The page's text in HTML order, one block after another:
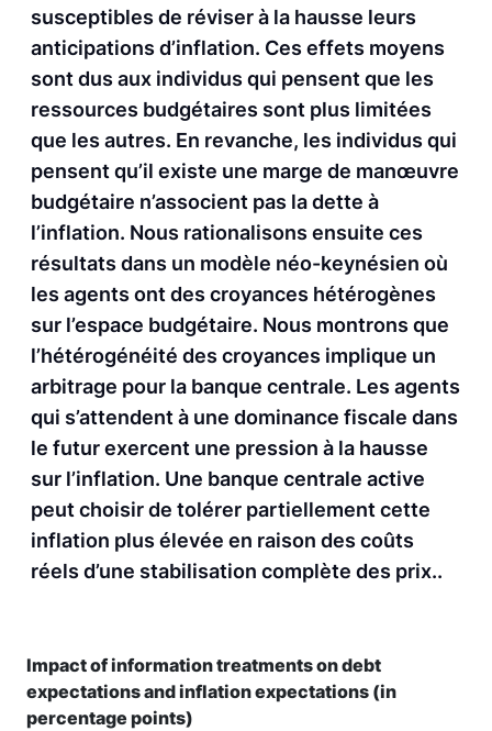
susceptibles de réviser à la hausse leurs
anticipations d’inflation. Ces effets moyens
sont dus aux individus qui pensent que les
ressources budgétaires sont plus limitées
que les autres. En revanche, les individus qui
pensent qu’il existe une marge de manœuvre
budgétaire n’associent pas la dette à
l’inflation. Nous rationalisons ensuite ces
résultats dans un modèle néo-keynésien où
les agents ont des croyances hétérogènes
sur l’espace budgétaire. Nous montrons que
l’hétérogénéité des croyances implique un
arbitrage pour la banque centrale. Les agents
qui s’attendent à une dominance fiscale dans
le futur exercent une pression à la hausse
sur l’inflation. Une banque centrale active
peut choisir de tolérer partiellement cette
inflation plus élevée en raison des coûts
réels d’une stabilisation complète des prix..
Impact of information treatments on debt
expectations and inflation expectations (in
percentage points)